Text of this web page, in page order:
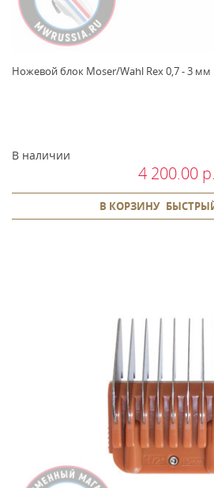
Ножевой блок Moser/Wahl Rex 0,7 - 3 мм
В наличии
4 200.00 р.
В КОРЗИНУ